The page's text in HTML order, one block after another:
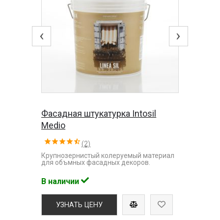
‹ ›
Фасадная штукатурка Intosil
Medio
(2)
Крупнозернистый колеруемый материал
для объмных фасадных декоров.
В наличии
УЗНАТЬ ЦЕНУ